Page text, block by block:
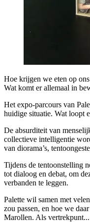
Hoe krijgen we eten op
Wat komt er allemaal in
Het expo-parcours van
huidige situatie. Wat loopt
De absurditeit van
collectieve intelligentie
van diorama’s,
Tijdens de tentoonstelling
tot dialoog en debat, om
verbanden te leggen.
Palette wil samen met
zou passen, en hoe we
Marollen. Als vertrekpunt...